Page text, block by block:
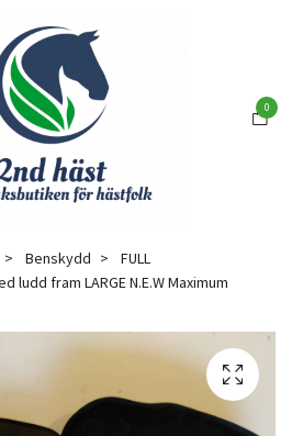
0
Benskydd
FULL
ludd fram LARGE N.E.W Maximum